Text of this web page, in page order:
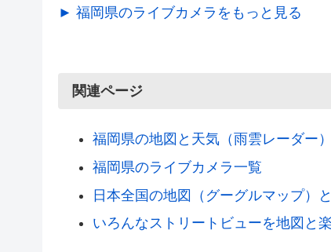
► 福岡県のライブカメラをもっと見る
関連ページ
福岡県の地図と天気（雨雲レーダー）
福岡県のライブカメラ一覧
日本全国の地図（グーグルマップ）
いろんなストリートビューを地図と